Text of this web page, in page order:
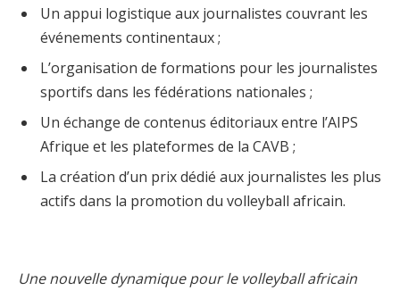
Un appui logistique aux journalistes couvrant les
événements continentaux ;
L’organisation de formations pour les journalistes
sportifs dans les fédérations nationales ;
Un échange de contenus éditoriaux entre l’AIPS
Afrique et les plateformes de la CAVB ;
La création d’un prix dédié aux journalistes les plus
actifs dans la promotion du volleyball africain.
Une nouvelle dynamique pour le volleyball africain